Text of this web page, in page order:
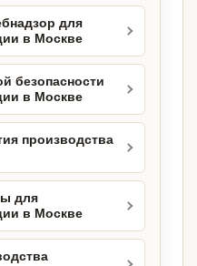
для
в Москве
безопасности
в Москве
производства
для
в Москве